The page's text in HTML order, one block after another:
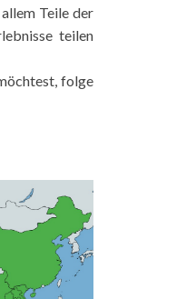
Teile der
teilen
folge